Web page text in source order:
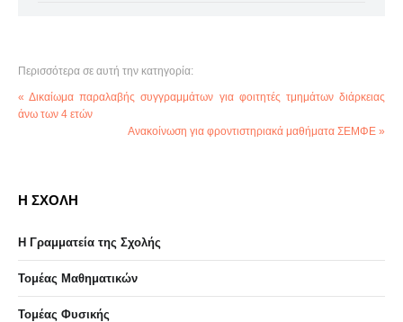
Περισσότερα σε αυτή την κατηγορία:
« Δικαίωμα παραλαβής συγγραμμάτων για φοιτητές τμημάτων διάρκειας
άνω των 4 ετών
Ανακοίνωση για φροντιστηριακά μαθήματα ΣΕΜΦΕ »
Η ΣΧΟΛΗ
Η Γραμματεία της Σχολής
Τομέας Μαθηματικών
Τομέας Φυσικής